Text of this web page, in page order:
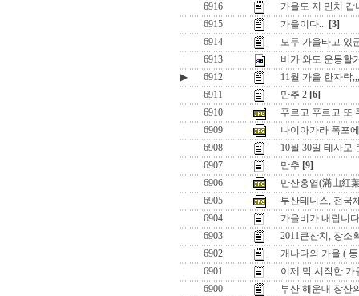
6916
가을도 저 만치 갑
6915
가을이다... [3]
6914
모두 가을타고 있
6913
비가 와도 운동할
▶
6912
11월 가을 한자락,,,
6911
만추 2 [6]
6910
푸르고 푸르고 또
6909
나이아가라 폭포
6908
10월 30일 테사모
6907
만추 [9]
6906
만산홍엽(滿山紅
6905
부산테니스, 전국
6904
가을비가 내립니
6903
2011큰잔치, 장소
6902
캐나다의 가을 (
6901
이제 막 시작한 가
6900
부산 해운대 장산